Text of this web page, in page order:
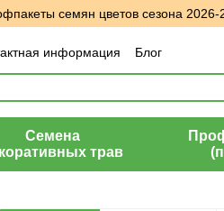
семян цветов сезона 2026-
информация
Блог
Семена
трав